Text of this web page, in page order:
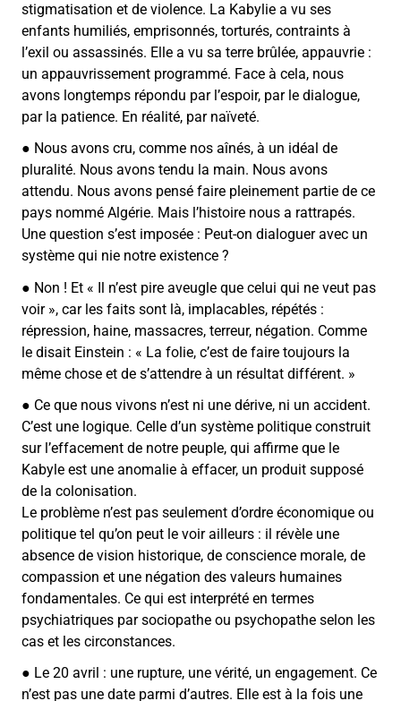
stigmatisation et de violence. La Kabylie a vu ses
enfants humiliés, emprisonnés, torturés, contraints à
l’exil ou assassinés. Elle a vu sa terre brûlée, appauvrie :
un appauvrissement programmé. Face à cela, nous
avons longtemps répondu par l’espoir, par le dialogue,
par la patience. En réalité, par naïveté.
● Nous avons cru, comme nos aînés, à un idéal de
pluralité. Nous avons tendu la main. Nous avons
attendu. Nous avons pensé faire pleinement partie de ce
pays nommé Algérie. Mais l’histoire nous a rattrapés.
Une question s’est imposée : Peut-on dialoguer avec un
système qui nie notre existence ?
● Non ! Et « Il n’est pire aveugle que celui qui ne veut pas
voir », car les faits sont là, implacables, répétés :
répression, haine, massacres, terreur, négation. Comme
le disait Einstein : « La folie, c’est de faire toujours la
même chose et de s’attendre à un résultat différent. »
● Ce que nous vivons n’est ni une dérive, ni un accident.
C’est une logique. Celle d’un système politique construit
sur l’effacement de notre peuple, qui affirme que le
Kabyle est une anomalie à effacer, un produit supposé
de la colonisation.
Le problème n’est pas seulement d’ordre économique ou
politique tel qu’on peut le voir ailleurs : il révèle une
absence de vision historique, de conscience morale, de
compassion et une négation des valeurs humaines
fondamentales. Ce qui est interprété en termes
psychiatriques par sociopathe ou psychopathe selon les
cas et les circonstances.
● Le 20 avril : une rupture, une vérité, un engagement. Ce
n’est pas une date parmi d’autres. Elle est à la fois une